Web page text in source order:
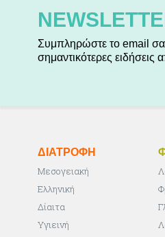
Συμπληρώστε το email
σημαντικότερες ειδήσεις
ΔΙΑΤΡΟΦΗ
Μεσογειακή
Ελληνική
Δίαιτα
Υγιεινή